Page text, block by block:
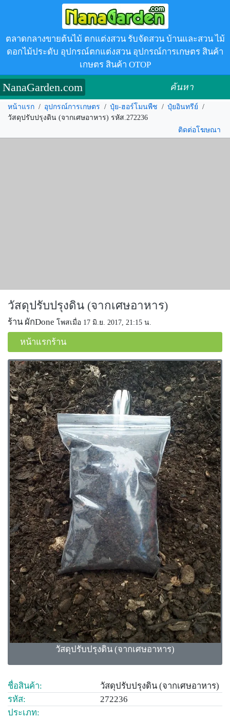
ตลาดกลางขายต้นไม้ ตกแต่งสวน รับจัดสวน บ้านและสวน ไม้
ดอกไม้ประดับ อุปกรณ์ตกแต่งสวน อุปกรณ์การเกษตร สินค้า
เกษตร สินค้า OTOP
NanaGarden.com ค้นหา
หน้าแรก / อุปกรณ์การเกษตร / ปุ๋ย-ฮอร์โมนพืช / ปุ๋ยอินทรีย์ /
วัสดุปรับปรุงดิน (จากเศษอาหาร) รหัส.272236
ติดต่อโฆษณา
วัสดุปรับปรุงดิน (จากเศษอาหาร)
ร้าน ผักDone โพสเมื่อ 17 มิ.ย. 2017, 21:15 น.
หน้าแรกร้าน
วัสดุปรับปรุงดิน (จากเศษอาหาร)
ชื่อสินค้า:
วัสดุปรับปรุงดิน (จากเศษอาหาร)
รหัส:
272236
ประเภท: